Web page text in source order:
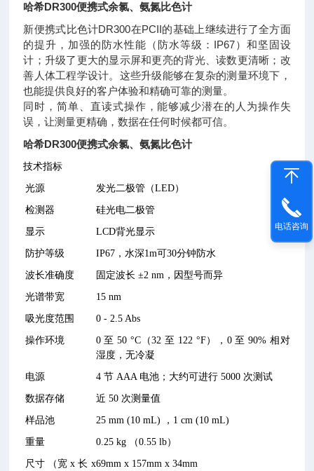
哈希DR300便携式余氯、氨氮比色计
新便携式比色计DR300在PCII的基础上继续进行了全方面
的提升，加强的防水性能（防水等级：IP67）和坚固设
计；升级了更大的显示屏和更亮的背光、读数更清晰；改
善人体工程学设计。这些升级能够在复杂的测量环境下，
也能提供良好的客户体验和精确可靠的测量。
同时，简单、直读式操作，能够减少潜在的人为操作失
误，让测量更精确，数据在任何时候都可信。
哈希DR300便携式余氯、氨氮比色计
技术指标
光源 发光二极管（LED）
检测器 硅光电二极管
显示 LCD背光显示
防护等级 IP67，水深1m可30分钟防水
波长准确度 固定波长 ±2 nm，因型号而异
光谱带宽 15 nm
吸光度范围 0 - 2.5 Abs
操作环境
0 至 50 °C（32 至 122 °F），0 至 90% 相对
湿度，无冷凝
电源 4 节 AAA 电池；大约可进行 5000 次测试
数据存储 近 50 次测量值
样品池 25 mm (10 mL) ，1 cm (10 mL)
重量 0.25 kg （0.55 lb）
尺寸 （宽 x 长 x69mm x 157mm x 34mm
指
南：
电话咨询